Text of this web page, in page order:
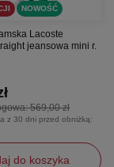
NOWOŚĆ
Lacoste
jeansowa mini r.
569,00 zł
z 30 dni przed obniżką:
do koszyka